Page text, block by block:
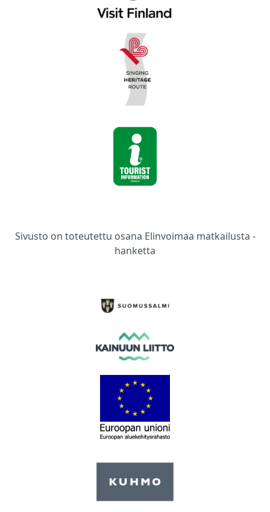
Sivusto on toteutettu osana Elinvoimaa matkailusta -
hanketta